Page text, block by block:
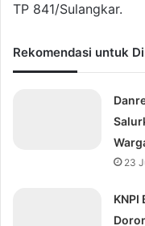
TP 841/Sulangkar.
Rekomendasi untuk
23